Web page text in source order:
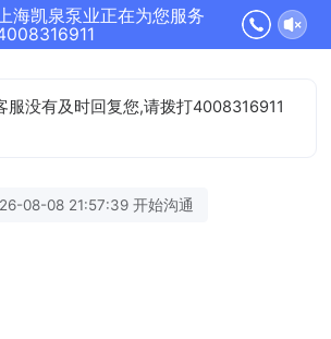
海凯泉泵业正在为您服务
服没有及时回复您,请拨打4008316911
08-08 21:57:39 开始沟通